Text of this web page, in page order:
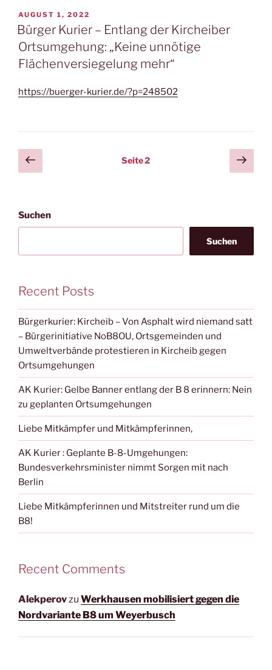
VERÖFFENTLICHT
AM
AUGUST 1, 2022
Bürger Kurier – Entlang der Kircheiber
Ortsumgehung: „Keine unnötige
Flächenversiegelung mehr“
https://buerger-kurier.de/?p=248502
Seitennummerierung
der
Vorherige
Seite
Seite2
Suchen
Suchen
Recent Posts
Bürgerkurier: Kircheib – Von Asphalt wird niemand satt
– Bürgerinitiative NoB8OU, Ortsgemeinden und
Umweltverbände protestieren in Kircheib gegen
Ortsumgehungen
AK Kurier: Gelbe Banner entlang der B 8 erinnern: Nein
zu geplanten Ortsumgehungen
Liebe Mitkämpfer und Mitkämpferinnen,
AK Kurier : Geplante B-8-Umgehungen:
Bundesverkehrsminister nimmt Sorgen mit nach
Berlin
Liebe Mitkämpferinnen und Mitstreiter rund um die
B8!
Recent Comments
Alekperovzu Werkhausen mobilisiert gegen die
Nordvariante B8 um Weyerbusch